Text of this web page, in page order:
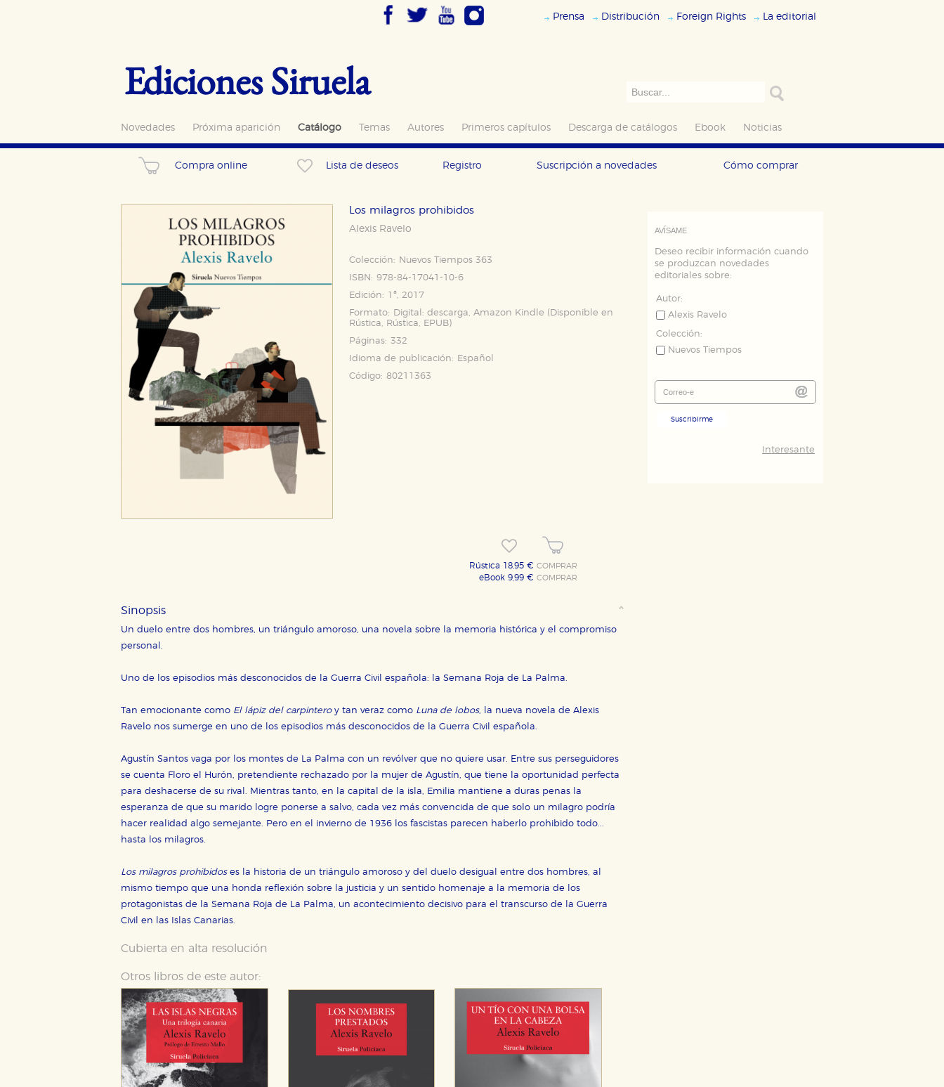
Prensa Distribución Foreign Rights La editorial
Ediciones Siruela
Novedades Próxima aparición Catálogo Temas Autores Primeros capítulos Descarga de catálogos Ebook Noticias
Compra online Lista de deseos Registro Suscripción a novedades Cómo comprar
Los milagros prohibidos
Alexis Ravelo
Colección:
Nuevos Tiempos 363
ISBN: 978-84-17041-10-6
Edición: 1ª, 2017
Formato:
Digital: descarga, Amazon Kindle (Disponible en
Rústica, Rústica, EPUB)
Páginas: 332
Idioma de publicación:
Español
Código: 80211363
Rústica 18,95 €COMPRAR
eBook 9,99 €COMPRAR
Sinopsis
Un duelo entre dos hombres, un triángulo amoroso, una novela sobre la memoria histórica y el compromiso
personal.
Uno de los episodios más desconocidos de la Guerra Civil española: la Semana Roja de La Palma.
Tan emocionante como El lápiz del carpinteroy tan veraz como Luna de lobos, la nueva novela de Alexis
Ravelo nos sumerge en uno de los episodios más desconocidos de la Guerra Civil española.
Agustín Santos vaga por los montes de La Palma con un revólver que no quiere usar. Entre sus perseguidores
se cuenta Floro el Hurón, pretendiente rechazado por la mujer de Agustín, que tiene la oportunidad perfecta
para deshacerse de su rival. Mientras tanto, en la capital de la isla, Emilia mantiene a duras penas la
esperanza de que su marido logre ponerse a salvo, cada vez más convencida de que solo un milagro podría
hacer realidad algo semejante. Pero en el invierno de 1936 los fascistas parecen haberlo prohibido todo...
hasta los milagros.
Los milagros prohibidoses la historia de un triángulo amoroso y del duelo desigual entre dos hombres, al
mismo tiempo que una honda reflexión sobre la justicia y un sentido homenaje a la memoria de los
protagonistas de la Semana Roja de La Palma, un acontecimiento decisivo para el transcurso de la Guerra
Civil en las Islas Canarias.
Cubierta en alta resolución
Otros libros de este autor:
AVÍSAME
Deseo recibir información cuando
se produzcan novedades
editoriales sobre:
Autor:
Alexis Ravelo
Colección:
Nuevos Tiempos
Suscribirme
Interesante
CONFIGURACIÓN DE COOKIES HABILITAR TODO
Cookies necesarias
Estas cookies son necesarias para que nuestro sitio web funcione y no es posible deshabilitarlas desde nuestro sistema. Es posible
hacerlo desde el navegador, pero en ese caso es posible que algunas áreas de nuestra web dejen de funcionar correctamente.
Cookies de rendimiento y analíticas
configuraciones de servicios para que no tenga que reconfigurarlos cada vez que nos visita. La información es agregada y, por lo
Estas cookies son gestionadas por nuestros socios publicitarios y se utilizan para mostrar publicidad relevante para sus intereses en
otros sitios. No almacenan directamente información personal sino que se basan en la identificación única de su navegador y
dispositivo de internet.
GUARDAR CONFIGURACIÓN